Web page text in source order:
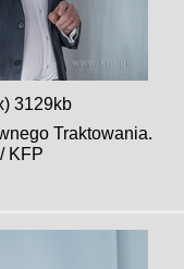
3129kb
Traktowania.
KFP